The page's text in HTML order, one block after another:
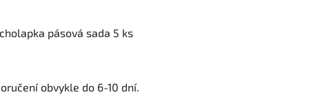
pásová sada 5 ks
obvykle do 6-10 dní.